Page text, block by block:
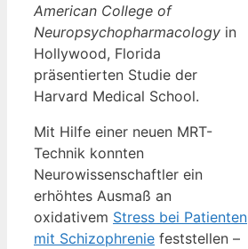
American College of
Neuropsychopharmacology in
Hollywood, Florida
präsentierten Studie der
Harvard Medical School.
Mit Hilfe einer neuen MRT-
Technik konnten
Neurowissenschaftler ein
erhöhtes Ausmaß an
oxidativem Stress bei Patienten
mit Schizophrenie feststellen –